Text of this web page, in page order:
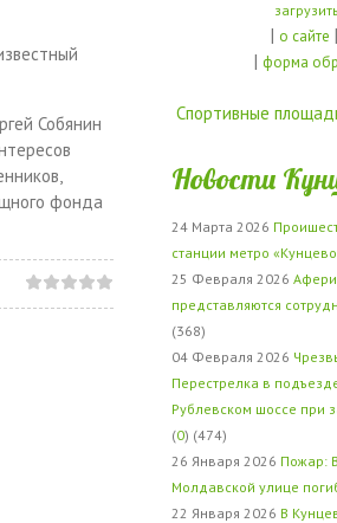
Собянин
фонда
| о сайте |
|форма
Спортивные
Новости
24 Марта 2026
станции метро
25 Февраля 2026
представляются
(368)
04 Февраля 2026
Перестрелка в
Рублевском шоссе при
(0) (474)
26 Января 2026 Пожар:
Молдавской улице
22 Января 2026 В